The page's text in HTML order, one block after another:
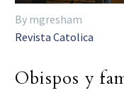
By mgresham
Revista Catolica
Obispos y